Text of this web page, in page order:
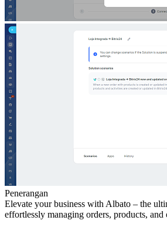
Penerangan
Elevate your business with Albato – the
effortlessly managing orders, products, and